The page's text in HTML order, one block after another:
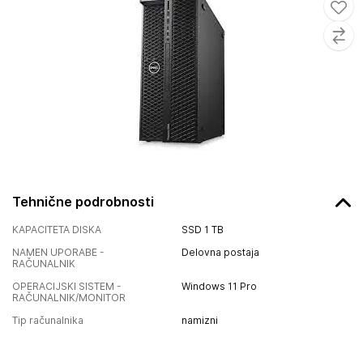
Tehnične podrobnosti
KAPACITETA DISKA
SSD 1 TB
NAMEN UPORABE -
RAČUNALNIK
Delovna postaja
OPERACIJSKI SISTEM -
RAČUNALNIK/MONITOR
Windows 11 Pro
Tip računalnika namizni